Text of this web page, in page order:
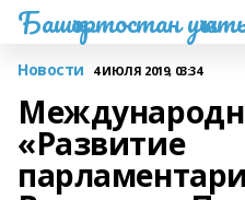
Башҡортостан
Новости 4 ИЮЛЯ 2019, 03:34
«Развитие